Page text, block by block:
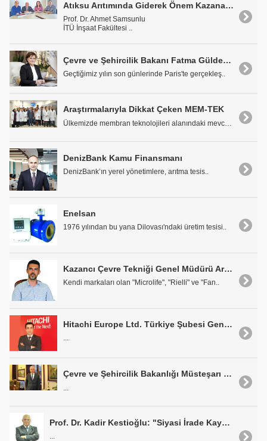
Atıksu Arıtımında Giderek Önem Kazanan Membran Teknolojisi Konusu ve Üç Araştırma
Prof. Dr. Ahmet Samsunlu
İTÜ İnşaat Fakültesi ..
Çevre ve Şehircilik Bakanı Fatma Güldemet Sarı: "İklim Değişikliğiyle Mücadelede Yeni Bir Döneme Girildi"
Geçtiğimiz yılın son günlerinde Paris'te gerçekleş..
Araştırmalarıyla Dikkat Çeken MEM-TEK
DenizBank Kamu Finansmanı
DenizBank’ın yerel yönetimlere, arıtma tesis..
Enelsan
1976 yılından bu yana Dilovası'ndaki üretim tesisi..
Kazancı Çevre Tekniği Genel Müdürü Artun Kazancı: "Sıradışı İşler Yapmayı Seviyoruz"
Kendi markaları olan "Microlife", "Rielli" ve "Fan..
Hitachi Europe Ltd. Türkiye Şubesi Genel Müdürü Erman Akgün: "Birlikte Çözüm Üretiyoruz"
...
Çevre ve Şehircilik Bakanlığı Müsteşarı Prof. Dr. Mustafa Öztürk: "Hedef Sıfır Atık"
Prof. Dr. Kadir Kestioğlu: "Siyasi İrade Kaynakları Harekete Geçirmeli"
...